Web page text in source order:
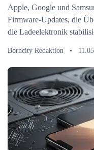
Apple, Google und
Firmware-Updates, die
die Ladeelektronik
Borncity Redaktion •